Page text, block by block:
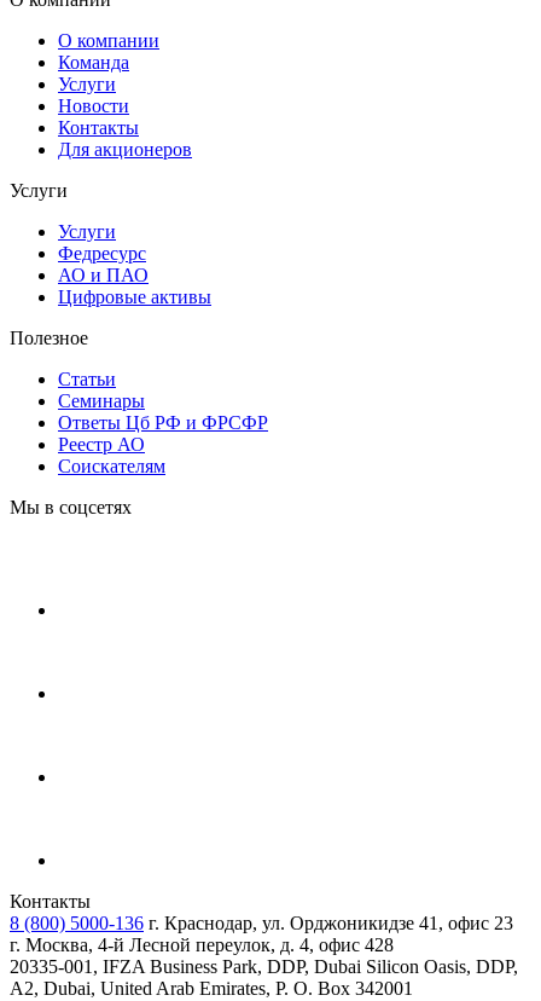
О компании
Команда
Услуги
Новости
Контакты
Для акционеров
Услуги
Услуги
Федресурс
АО и ПАО
Цифровые активы
Полезное
Статьи
Cеминары
Ответы Цб РФ и ФРСФР
Реестр АО
Соискателям
Мы в соцсетях
Контакты
8 (800) 5000-136 г. Краснодар, ул. Орджоникидзе 41, офис 23
г. Москва, 4-й Лесной переулок, д. 4, офис 428
20335-001, IFZA Business Park, DDP, Dubai Silicon Oasis, DDP,
A2, Dubai, United Arab Emirates, P. O. Box 342001